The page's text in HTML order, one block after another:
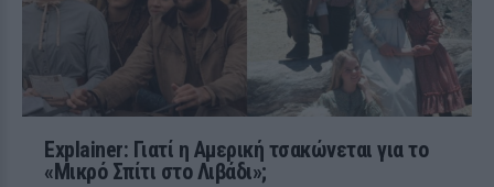
Explainer: Γιατί η Αμερική τσακώνεται για το
«Μικρό Σπίτι στο Λιβάδι»;